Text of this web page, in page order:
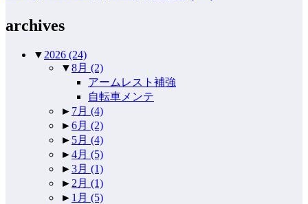
archives
▼ 2026 (24)
▼8月 (2)
アームレスト補強
自転車メンテ
► 7月 (4)
►6月 (2)
► 5月 (4)
►4月 (5)
►3月 (1)
► 2月 (1)
► 1月 (5)